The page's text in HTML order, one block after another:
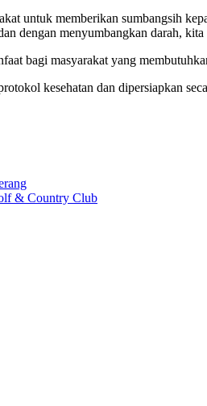
untuk memberikan sumbangsih
dengan menyumbangkan darah,
bagi masyarakat yang
kesehatan dan dipersiapkan
& Country Club